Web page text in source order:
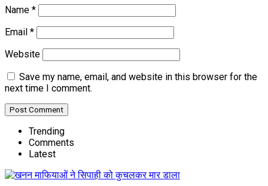
Name *
Email *
Website
Save my name, email, and website in this browser for the
next time I comment.
Trending
Comments
Latest